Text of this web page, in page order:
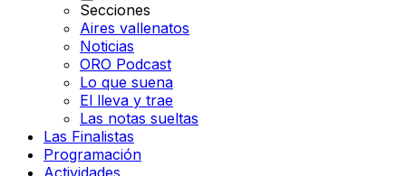
Secciones
Aires vallenatos
Noticias
ORO Podcast
Lo que suena
El lleva y trae
Las notas sueltas
Las Finalistas
Programación
Actividades